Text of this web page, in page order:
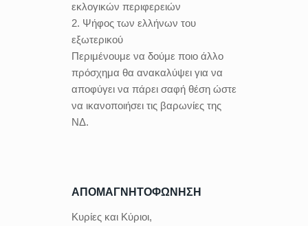
εκλογικών περιφερειών
2. Ψήφος των ελλήνων του
εξωτερικού
Περιμένουμε να δούμε ποιο άλλο
πρόσχημα θα ανακαλύψει για να
αποφύγει να πάρει σαφή θέση ώστε
να ικανοποιήσει τις βαρωνίες της
ΝΔ.
ΑΠΟΜΑΓΝΗΤΟΦΩΝΗΣΗ
Κυρίες και Κύριοι,